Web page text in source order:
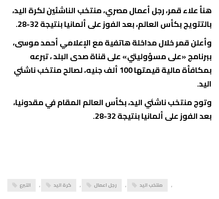
هنأ علاء قمر، رجل أعمال مصري، منتخب الناشئين لكرة اليد،
بالتتويج بكأس العالم، بعد الفوز على ألمانيا بنتيجة 32-28.
وأعلن قمر خلال مداخلة هاتفية مع الإعلامي أحمد موسى،
ببرنامج «على مسؤوليتي» على قناة صدى البلد ، تبرعه
بمكافأة مالية قيمتها 100 ألف جنيه، لصالح منتخب ناشئي
اليد.
وتوج منتخب ناشئي اليد، بكأس العالم المقام في مقدونيا،
بعد الفوز على ألمانيا بنتيجة 32-28.
التبرع , كرة اليد , رجل اعمال , منتخب اليد ,